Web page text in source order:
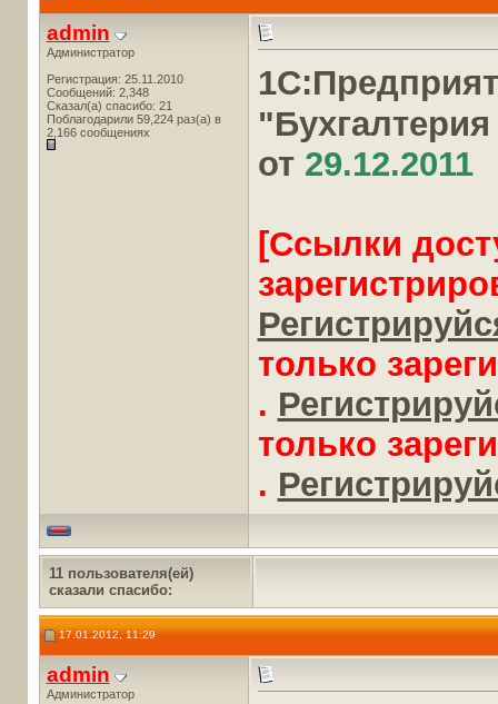
admin
Администратор
Регистрация: 25.11.2010
Сообщений: 2,348
Сказал(а) спасибо: 21
Поблагодарили 59,224 раз(а) в
2,166 сообщениях
от 29.12.2011
[Ссылки
только
.
только
.
11 пользователя(ей)
сказали cпасибо:
17.01.2012, 11:29
admin
Администратор